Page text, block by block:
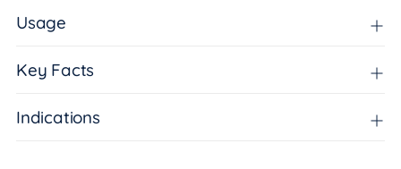
Usage
Key Facts
Indications